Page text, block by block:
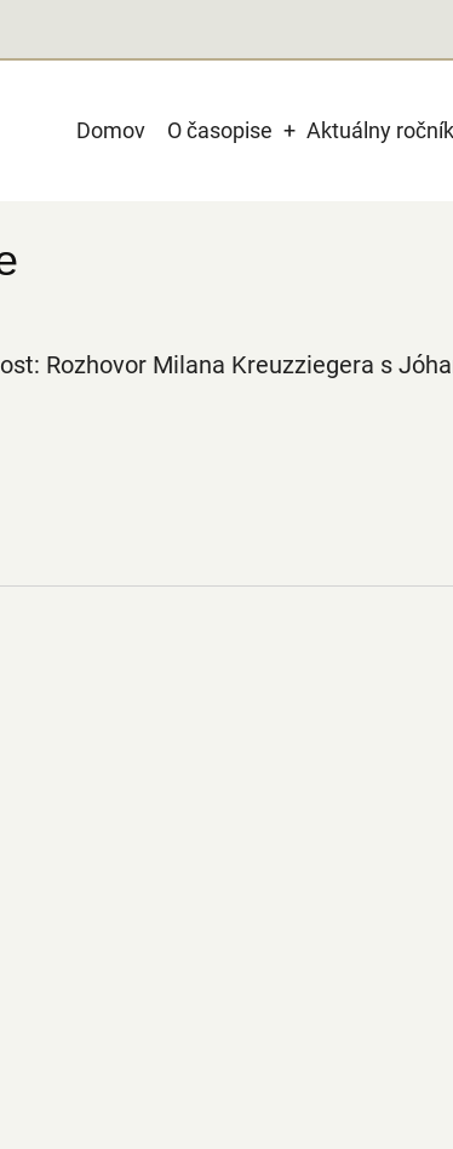
Main
Domov O časopise Aktuálny ročník
Rozhovor Milana Kreuzziegera s